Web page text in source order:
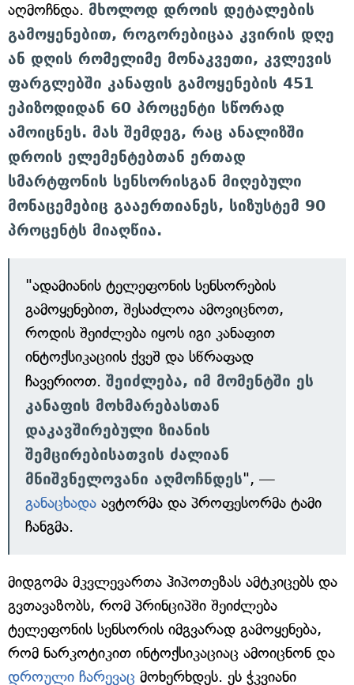
აღმოჩნდა. მხოლოდ დროის დეტალების
გამოყენებით, როგორებიცაა კვირის დღე
ან დღის რომელიმე მონაკვეთი, კვლევის
ფარგლებში კანაფის გამოყენების 451
ეპიზოდიდან 60 პროცენტი სწორად
ამოიცნეს. მას შემდეგ, რაც ანალიზში
დროის ელემენტებთან ერთად
სმარტფონის სენსორისგან მიღებული
მონაცემებიც გააერთიანეს, სიზუსტემ 90
პროცენტს მიაღწია.
"ადამიანის ტელეფონის სენსორების
გამოყენებით, შესაძლოა ამოვიცნოთ,
როდის შეიძლება იყოს იგი კანაფით
ინტოქსიკაციის ქვეშ და სწრაფად
ჩავერიოთ. შეიძლება, იმ მომენტში ეს
კანაფის მოხმარებასთან
დაკავშირებული ზიანის
შემცირებისათვის ძალიან
მნიშვნელოვანი აღმოჩნდეს", —
განაცხადა ავტორმა და პროფესორმა ტამი
ჩანგმა.
მიდგომა მკვლევართა ჰიპოთეზას ამტკიცებს და
გვთავაზობს, რომ პრინციპში შეიძლება
ტელეფონის სენსორის იმგვარად გამოყენება,
რომ ნარკოტიკით ინტოქსიკაციაც ამოიცნონ და
დროული ჩარევაც მოხერხდეს. ეს ჭკვიანი